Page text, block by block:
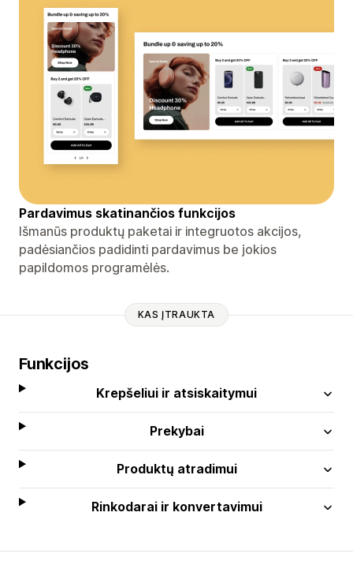
Pardavimus skatinančios funkcijos
Išmanūs produktų paketai ir integruotos akcijos,
padėsiančios padidinti pardavimus be jokios
papildomos programėlės.
KAS ĮTRAUKTA
Funkcijos
Krepšeliui ir atsiskaitymui
Prekybai
Produktų atradimui
Rinkodarai ir konvertavimui